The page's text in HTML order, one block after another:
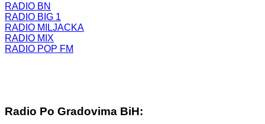
RADIO BN
RADIO BIG 1
RADIO MILJACKA
RADIO MIX
RADIO POP FM
Radio Po Gradovima BiH: